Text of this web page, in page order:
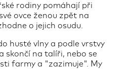
rodiny pomáhají při
ovce ženou zpět na
o jejich osudu.
husté vlny a podle vrstvy
skončí na talíři, nebo se
farmy a "zazimuje". My